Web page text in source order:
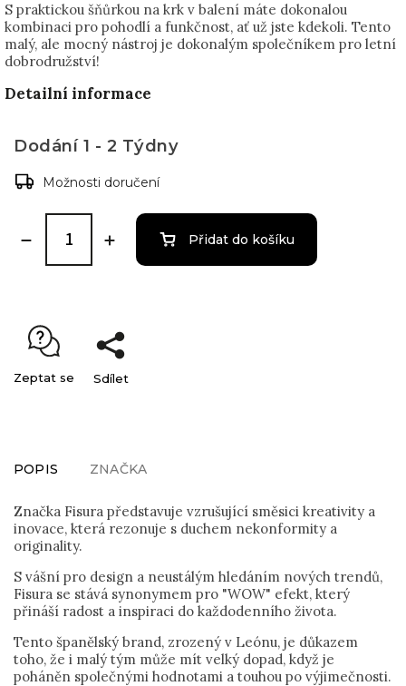
S praktickou šňůrkou na krk v balení máte dokonalou
kombinaci pro pohodlí a funkčnost, ať už jste kdekoli. Tento
malý, ale mocný nástroj je dokonalým společníkem pro letní
dobrodružství!
Detailní informace
Dodání 1 - 2 Týdny
Možnosti doručení
Přidat do košíku
Zeptat se Sdílet
POPIS ZNAČKA
Značka Fisura představuje vzrušující směsici kreativity a
inovace, která rezonuje s duchem nekonformity a
originality.
S vášní pro design a neustálým hledáním nových trendů,
Fisura se stává synonymem pro "WOW" efekt, který
přináší radost a inspiraci do každodenního života.
Tento španělský brand, zrozený v Leónu, je důkazem
toho, že i malý tým může mít velký dopad, když je
poháněn společnými hodnotami a touhou po výjimečnosti.